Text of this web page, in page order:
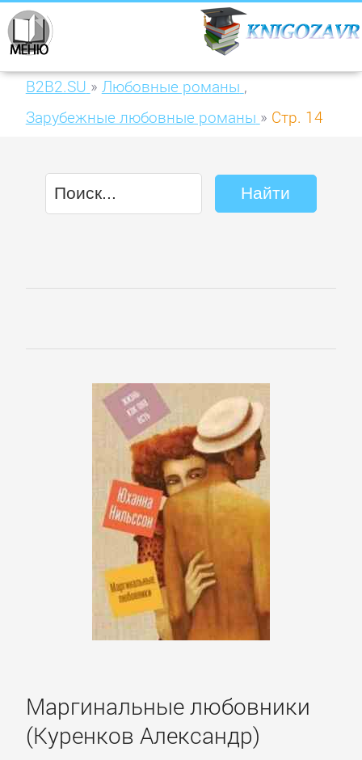
B2B2.SU » Любовные романы ,
Зарубежные любовные романы » Стр. 14
Маргинальные любовники
(Куренков Александр)